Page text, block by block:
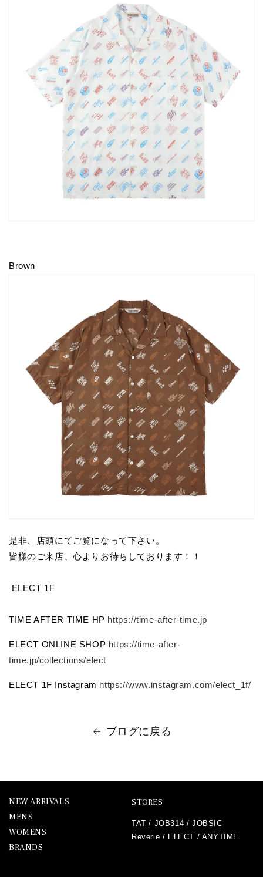
Brown
是非、店頭にてご覧になって下さい。
皆様のご来店、心よりお待ちしております！！
ELECT 1F
TIME AFTER TIME HP https://time-after-time.jp
ELECT ONLINE SHOP https://time-after-
time.jp/collections/elect
ELECT 1F Instagram https://www.instagram.com/elect_1f/
ブログに戻る
NEW ARRIVALS
MENS
WOMENS
BRANDS
STORES
TAT / JOB314 /JOBSIC
Reverie / ELECT / ANYTIME